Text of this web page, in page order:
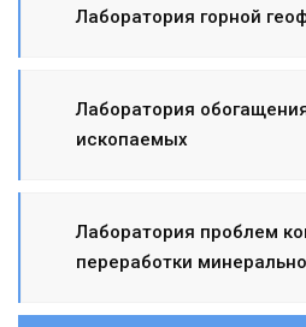
Лаборатория горной
Лаборатория
ископаемых
Лаборатория проблем
переработки